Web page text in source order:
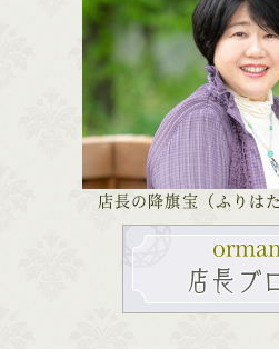
店長の降旗宝（ふりは